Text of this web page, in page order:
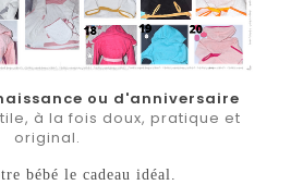
ou d'anniversaire
à la fois doux, pratique et
original.
bébé le cadeau idéal.